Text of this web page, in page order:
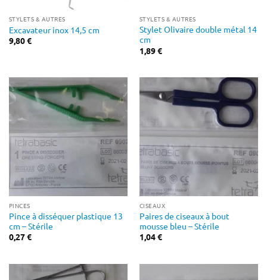
STYLETS & AUTRES
Excavateur inox 14,5 cm
9,80€
STYLETS & AUTRES
Stylet Olivaire double métal 14
cm
1,89€
PINCES
Pince à disséquer plastique 13
cm – Stérile
0,27€
CISEAUX
Paires de ciseaux à bout
mousse bleu – Stérile
1,04€